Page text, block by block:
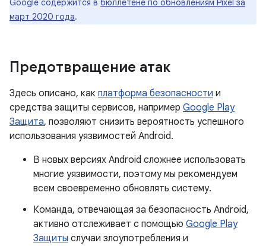
Google содержится в бюллетене по обновлениям Pixel за
март 2020 года.
Предотвращение атак
Здесь описано, как платформа безопасности и
средства защиты сервисов, например Google Play
Защита, позволяют снизить вероятность успешного
использования уязвимостей Android.
В новых версиях Android сложнее использовать
многие уязвимости, поэтому мы рекомендуем
всем своевременно обновлять систему.
Команда, отвечающая за безопасность Android,
активно отслеживает с помощью Google Play
Защиты случаи злоупотребления и